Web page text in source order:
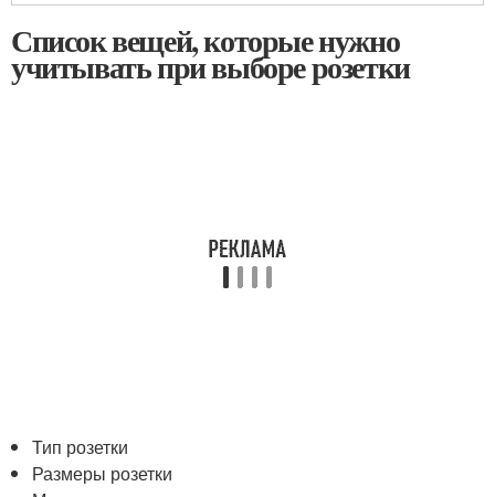
Список вещей, которые нужно
учитывать при выборе розетки
Тип розетки
Размеры розетки